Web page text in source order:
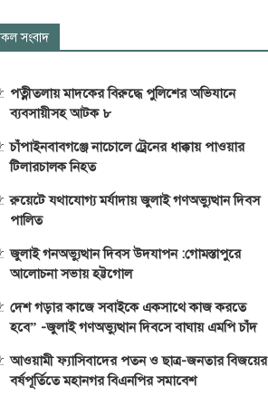
সংবাদ
পত্নীতলায় মাদকের বিরুদ্ধে পুলিশের অভিযানে
ব্যবসায়ীসহ আটক ৮
চাঁপাইনবাবগঞ্জে নাচোলে ট্রেনের ধাক্কায় পাওয়ার
টিলারচালক নিহত
রুয়েটে যথাযোগ্য মর্যাদায় জুলাই গণঅভ্যুত্থান দিবস
পালিত
জুলাই গনঅভ্যুত্থান দিবস উদযাপন :গোমস্তাপুরে
আলোচনা সভায় হট্টগোল
দেশ গড়ার কাজে সবাইকে একসাথে কাজ করতে
হবে” -জুলাই গণঅভ্যুত্থান দিবসে বাঘায় এমপি চাঁদ
আওয়ামী ফ্যাসিবাদের পতন ও ছাত্র-জনতার বিজয়ের
বর্ষপূর্তিতে মহানগর বিএনপির সমাবেশ